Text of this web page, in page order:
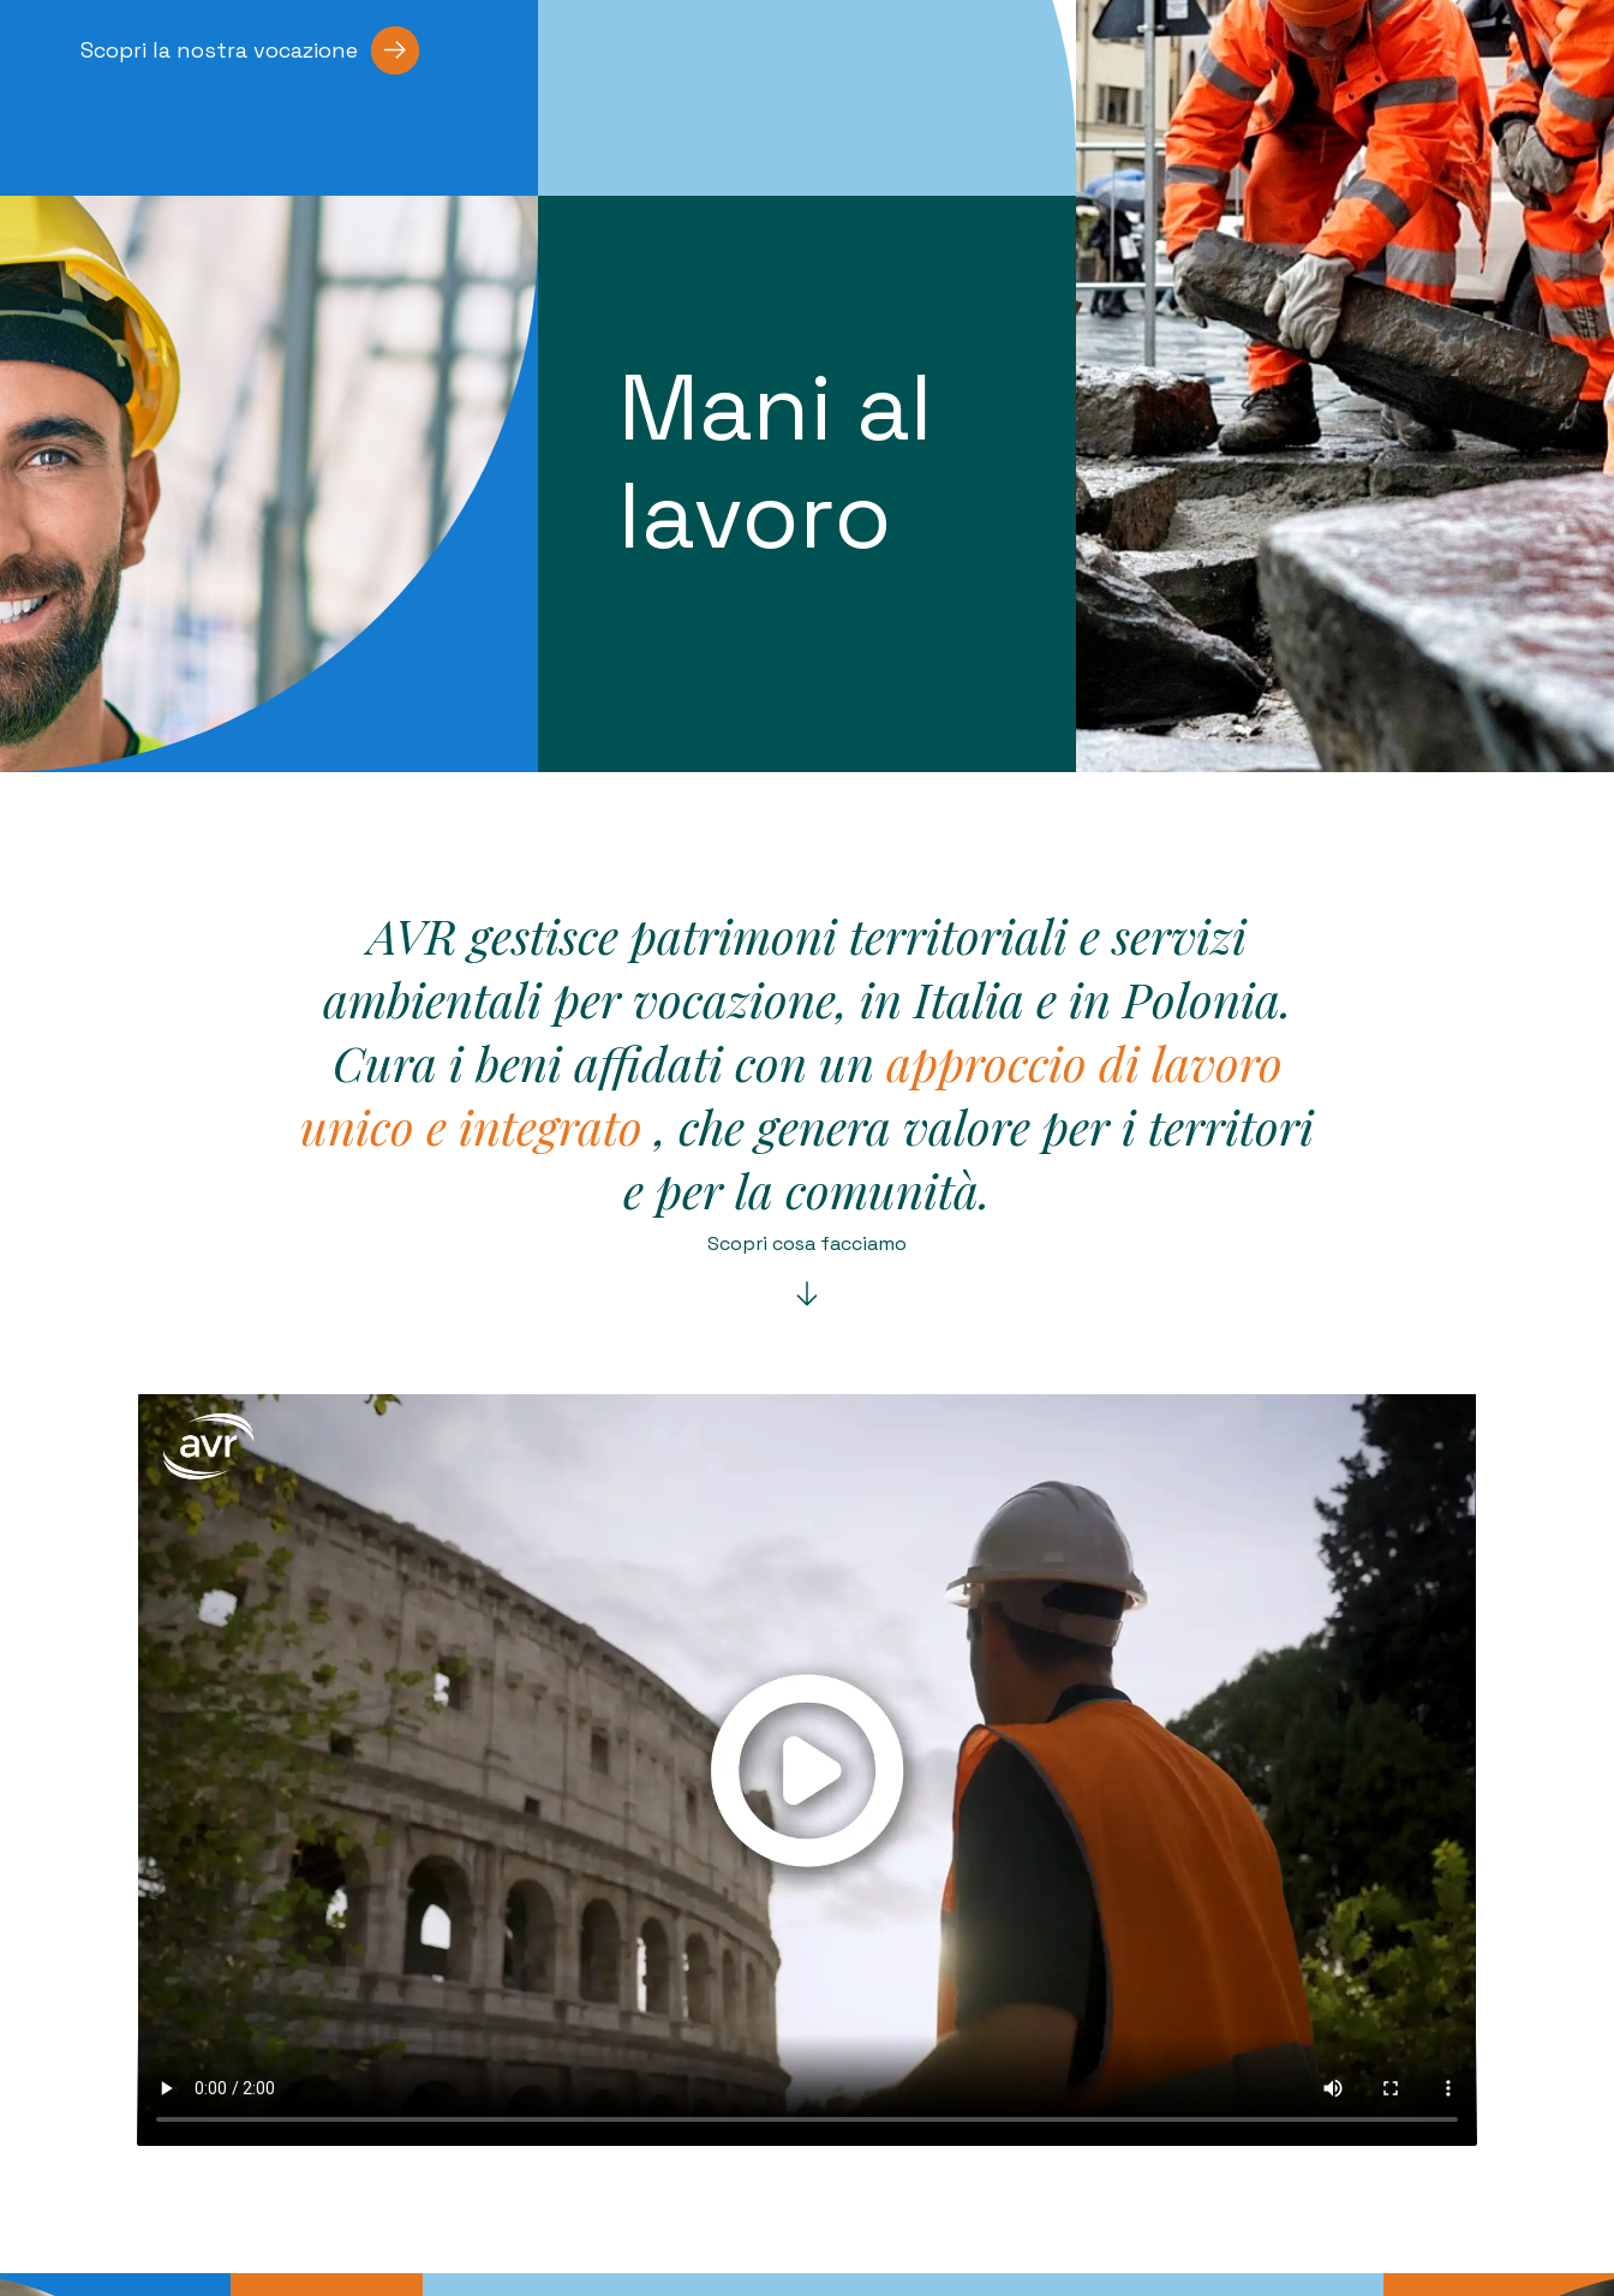
Scopri la nostra vocazione
Mani al
lavoro
AVR gestisce patrimoni territoriali e servizi
ambientali per vocazione, in Italia e in Polonia.
Cura i beni affidati con un approccio di lavoro
unico e integrato , che genera valore per i territori
e per la comunità.
Scopri cosa facciamo